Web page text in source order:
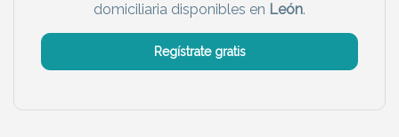
Chico Chica
Más servicio del dudú
domiciliaria disponibles en León.
Regístrate gratis